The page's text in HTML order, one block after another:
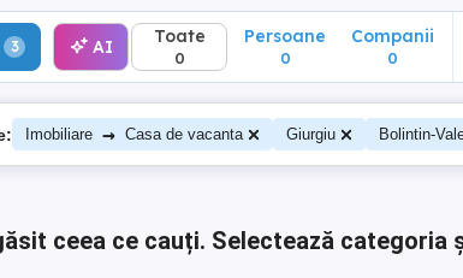
3 AI Toate
0
Persoane
0
Companii
0
Imobiliare → Casa de vacanta Giurgiu Bolintin-
ceea ce cauți. Selectează categoria